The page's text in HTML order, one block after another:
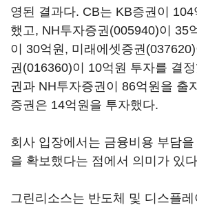
영된 결과다. CB는 KB증권이
했고, NH투자증권(005940)이 35
이 30억원, 미래에셋증권(037620)
권(016360)이 10억원 투자를 결
권과 NH투자증권이 86억원을 출
증권은 14억원을 투자했다.
회사 입장에서는 금융비용 부담
을 확보했다는 점에서 의미가 있
그린리소스는 반도체 및 디스플